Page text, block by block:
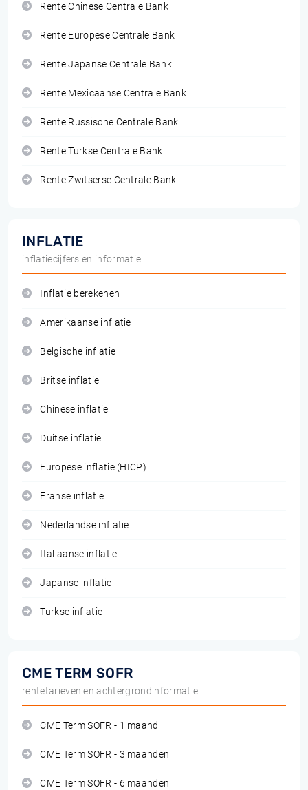
Rente Chinese Centrale Bank
Rente Europese Centrale Bank
Rente Japanse Centrale Bank
Rente Mexicaanse Centrale Bank
Rente Russische Centrale Bank
Rente Turkse Centrale Bank
Rente Zwitserse Centrale Bank
INFLATIE
inflatiecijfers en informatie
Inflatie berekenen
Amerikaanse inflatie
Belgische inflatie
Britse inflatie
Chinese inflatie
Duitse inflatie
Europese inflatie (HICP)
Franse inflatie
Nederlandse inflatie
Italiaanse inflatie
Japanse inflatie
Turkse inflatie
CME TERM SOFR
rentetarieven en achtergrondinformatie
CME Term SOFR - 1 maand
CME Term SOFR - 3 maanden
CME Term SOFR - 6 maanden